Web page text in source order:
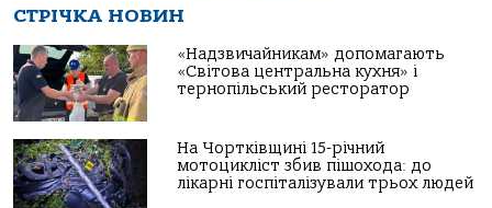
СТРІЧКА НОВИН
«Надзвичайникам» допомагають
«Світова центральна кухня» і
тернопільський ресторатор
На Чортківщині 15-річний
мотоцикліст збив пішохода: до
лікарні госпіталізували трьох людей